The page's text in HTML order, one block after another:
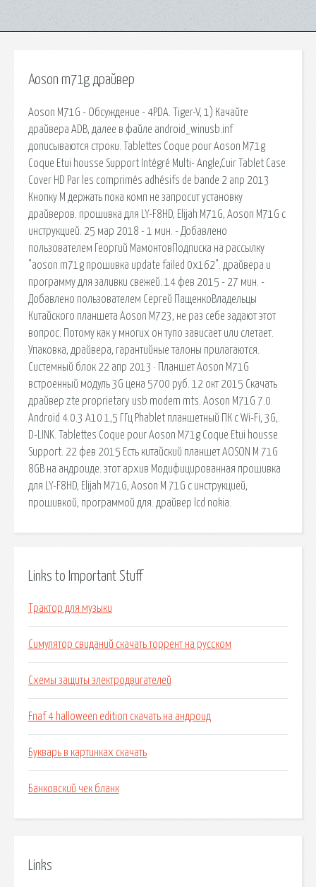
Aoson m71g драйвер
Aoson M71G - Обсуждение - 4PDA. Tiger-V, 1) Качайте
драйвера ADB, далее в файле android_winusb.inf
дописываются строки. Tablettes Coque pour Aoson M71g
Coque Etui housse Support Intégré Multi- Angle,Cuir Tablet Case
Cover HD Par les comprimés adhésifs de bande 2 апр 2013
Кнопку M держать пока комп не запросит установку
драйверов. прошивка для LY-F8HD, Elijah M71G, Aoson M71G с
инструкцией. 25 мар 2018 - 1 мин. - Добавлено
пользователем Георгий МамонтовПодписка на рассылку
"aoson m71g прошивка update failed 0x162". драйвера и
программу для заливки свежей. 14 фев 2015 - 27 мин. -
Добавлено пользователем Сергей ПащенкоВладельцы
Китайского планшета Aoson M723, не раз себе задают этот
вопрос. Потому как у многих он тупо зависает или слетает.
Упаковка, драйвера, гарантийные талоны прилагаются.
Системный блок 22 апр 2013 · Планшет Aoson M71G
встроенный модуль 3G цена 5700 руб. 12 окт 2015 Скачать
драйвер zte proprietary usb modem mts. Aoson M71G 7.0
Android 4.0.3 A10 1,5 ГГц Phablet планшетный ПК с Wi-Fi, 3G,.
D-LINK. Tablettes Coque pour Aoson M71g Coque Etui housse
Support. 22 фев 2015 Есть китайский планшет AOSON M 71G
8GB на андроиде. этот архив Модифицированная прошивка
для LY-F8HD, Elijah M71G, Aoson M 71G с инструкцией,
прошивкой, программой для. драйвер lcd nokia.
Links to Important Stuff
Трактор для музыки
Симулятор свиданий скачать торрент на русском
Схемы защиты электродвигателей
Fnaf 4 halloween edition скачать на андроид
Букварь в картинках скачать
Банковский чек бланк
Links